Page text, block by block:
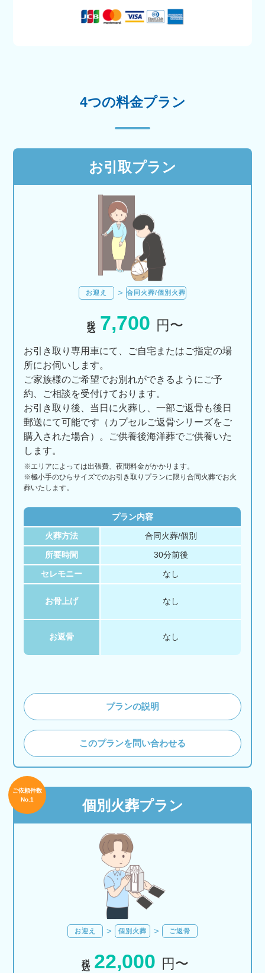
4つの料金プラン
お引取プラン
お迎え 合同火葬/個別火葬
7,700 円〜
お引き取り専用車にて、ご自宅またはご指定の場
所にお伺いします。
ご家族様のご希望でお別れができるようにご予
約、ご相談を受付けております。
お引き取り後、当日に火葬し、一部ご返骨も後日
郵送にて可能です（カプセルご返骨シリーズをご
購入された場合）。ご供養後海洋葬でご供養いた
します。
※エリアによっては出張費、夜間料金がかかります。
※極小手のひらサイズでのお引き取りプランに限り合同火葬でお火
葬いたします。
プラン内容
火葬方法 合同火葬/個別
所要時間 30分前後
セレモニー なし
お骨上げ なし
お返骨 なし
プランの説明
このプランを問い合わせる
個別火葬プラン
ご依頼件数
No.1
お迎え 個別火葬 ご返骨
22,000 円〜